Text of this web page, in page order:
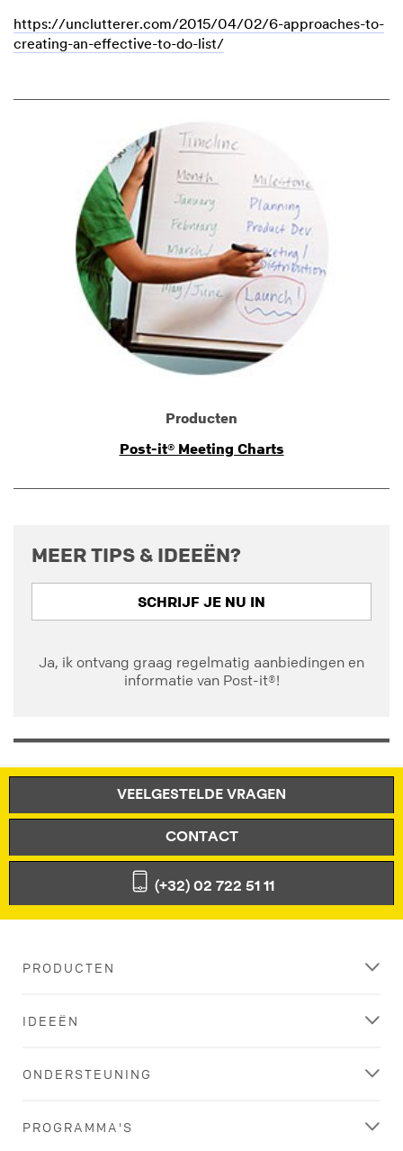
https://unclutterer.com/2015/04/02/6-approaches-to-
creating-an-effective-to-do-list/
Producten
Post-it® Meeting Charts
MEER TIPS & IDEEËN?
SCHRIJF JE NU IN
Ja, ik ontvang graag regelmatig aanbiedingen en
informatie van Post-it®!
VEELGESTELDE VRAGEN
CONTACT
(+32) 02 722 51 11
PRODUCTEN
IDEEËN
ONDERSTEUNING
PROGRAMMA'S